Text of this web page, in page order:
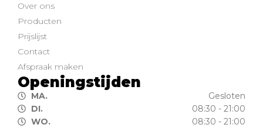
Over ons
Producten
Prijslijst
Contact
Afspraak maken
Openingstijden
MA.
Gesloten
DI.
08:30 - 21:00
WO.
08:30 - 21:00